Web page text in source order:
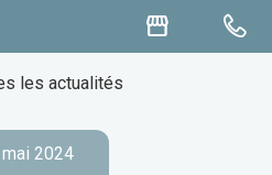
storefront
les actualités
2024